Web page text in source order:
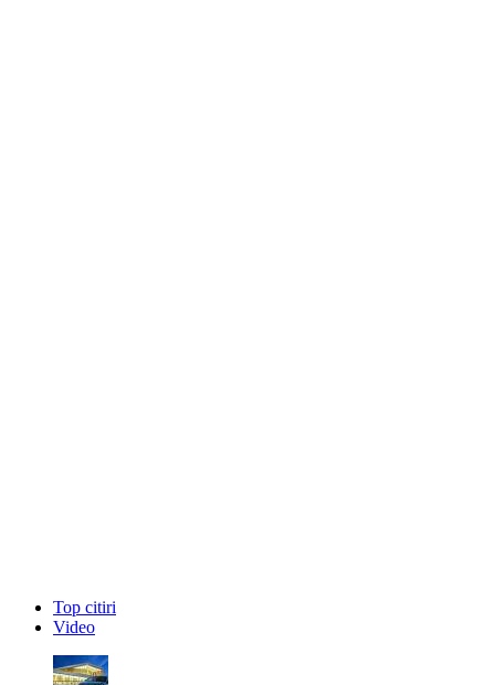
Top citiri
Video